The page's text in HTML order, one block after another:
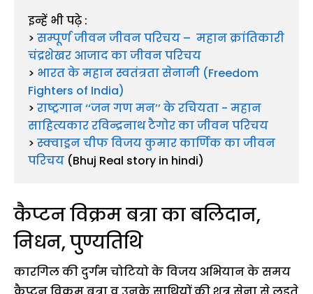
इन्हें भी पढ़े :
> सम्पूर्ण जीवन जीवन परिचय –  महान क्रांतिकारी
चंद्रशेखर आजाद का जीवन परिचय
> भारत के महान स्वतंत्रता सेनानी (Freedom
Fighters of India)
> राष्ट्रगान ‘‘जन गण मन’’ के रचियता - महान
साहित्यकार रविन्द्रनाथ टैगोर का जीवन परिचय
> स्क्वाड्रन चीफ विजय कुमार कार्णिक का जीवन
परिचय (Bhuj Real story in hindi)
कैप्टन विक्रम बत्रा का बलिदान,
निधन, पुण्यतिथि
कारगिल की दुर्गम चोटियो के विजय अभियान के समय